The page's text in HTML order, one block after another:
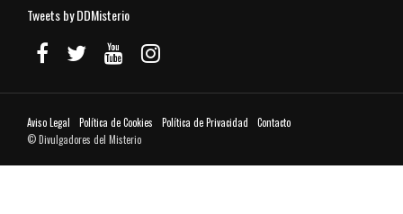
Tweets by DDMisterio
Aviso Legal Política de Cookies Política de Privacidad
Contacto
© Divulgadores del Misterio